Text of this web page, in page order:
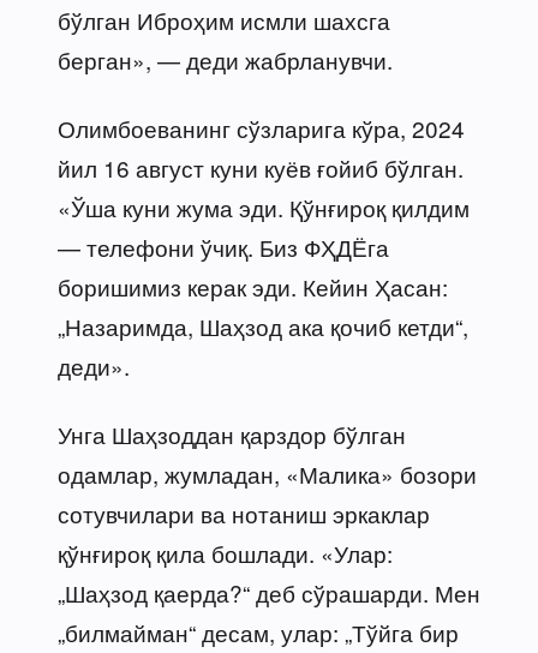
бўлган Иброҳим исмли шахсга
берган», — деди жабрланувчи.
Олимбоеванинг сўзларига кўра, 2024
йил 16 август куни куёв ғойиб бўлган.
«Ўша куни жума эди. Қўнғироқ қилдим
— телефони ўчиқ. Биз ФҲДЁга
боришимиз керак эди. Кейин Ҳасан:
„Назаримда, Шаҳзод ака қочиб кетди“,
деди».
Унга Шаҳзоддан қарздор бўлган
одамлар, жумладан, «Малика» бозори
сотувчилари ва нотаниш эркаклар
қўнғироқ қила бошлади. «Улар:
„Шаҳзод қаерда?“ деб сўрашарди. Мен
„билмайман“ десам, улар: „Тўйга бир